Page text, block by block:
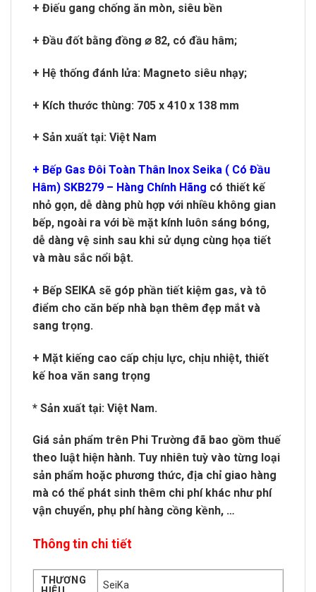
+ Điếu gang chống ăn mòn, siêu bền
+ Đầu đốt bằng đồng ⌀ 82, có đầu hâm;
+ Hệ thống đánh lửa: Magneto siêu nhạy;
+ Kích thước thùng: 705 x 410 x 138 mm
+ Sản xuất tại: Việt Nam
+ Bếp Gas Đôi Toàn Thân Inox Seika ( Có Đầu
Hâm) SKB279 – Hàng Chính Hãng có thiết kế
nhỏ gọn, dễ dàng phù hợp với nhiều không gian
bếp, ngoài ra với bề mặt kính luôn sáng bóng,
dễ dàng vệ sinh sau khi sử dụng cùng họa tiết
và màu sắc nổi bật.
+ Bếp SEIKA sẽ góp phần tiết kiệm gas, và tô
điểm cho căn bếp nhà bạn thêm đẹp mắt và
sang trọng.
+ Mặt kiếng cao cấp chịu lực, chịu nhiệt, thiết
kế hoa văn sang trọng
* Sản xuất tại: Việt Nam.
Giá sản phẩm trên Phi Trường đã bao gồm thuế
theo luật hiện hành. Tuy nhiên tuỳ vào từng loại
sản phẩm hoặc phương thức, địa chỉ giao hàng
mà có thể phát sinh thêm chi phí khác như phí
vận chuyển, phụ phí hàng cồng kềnh, …
Thông tin chi tiết
THƯƠNG
SeiKa